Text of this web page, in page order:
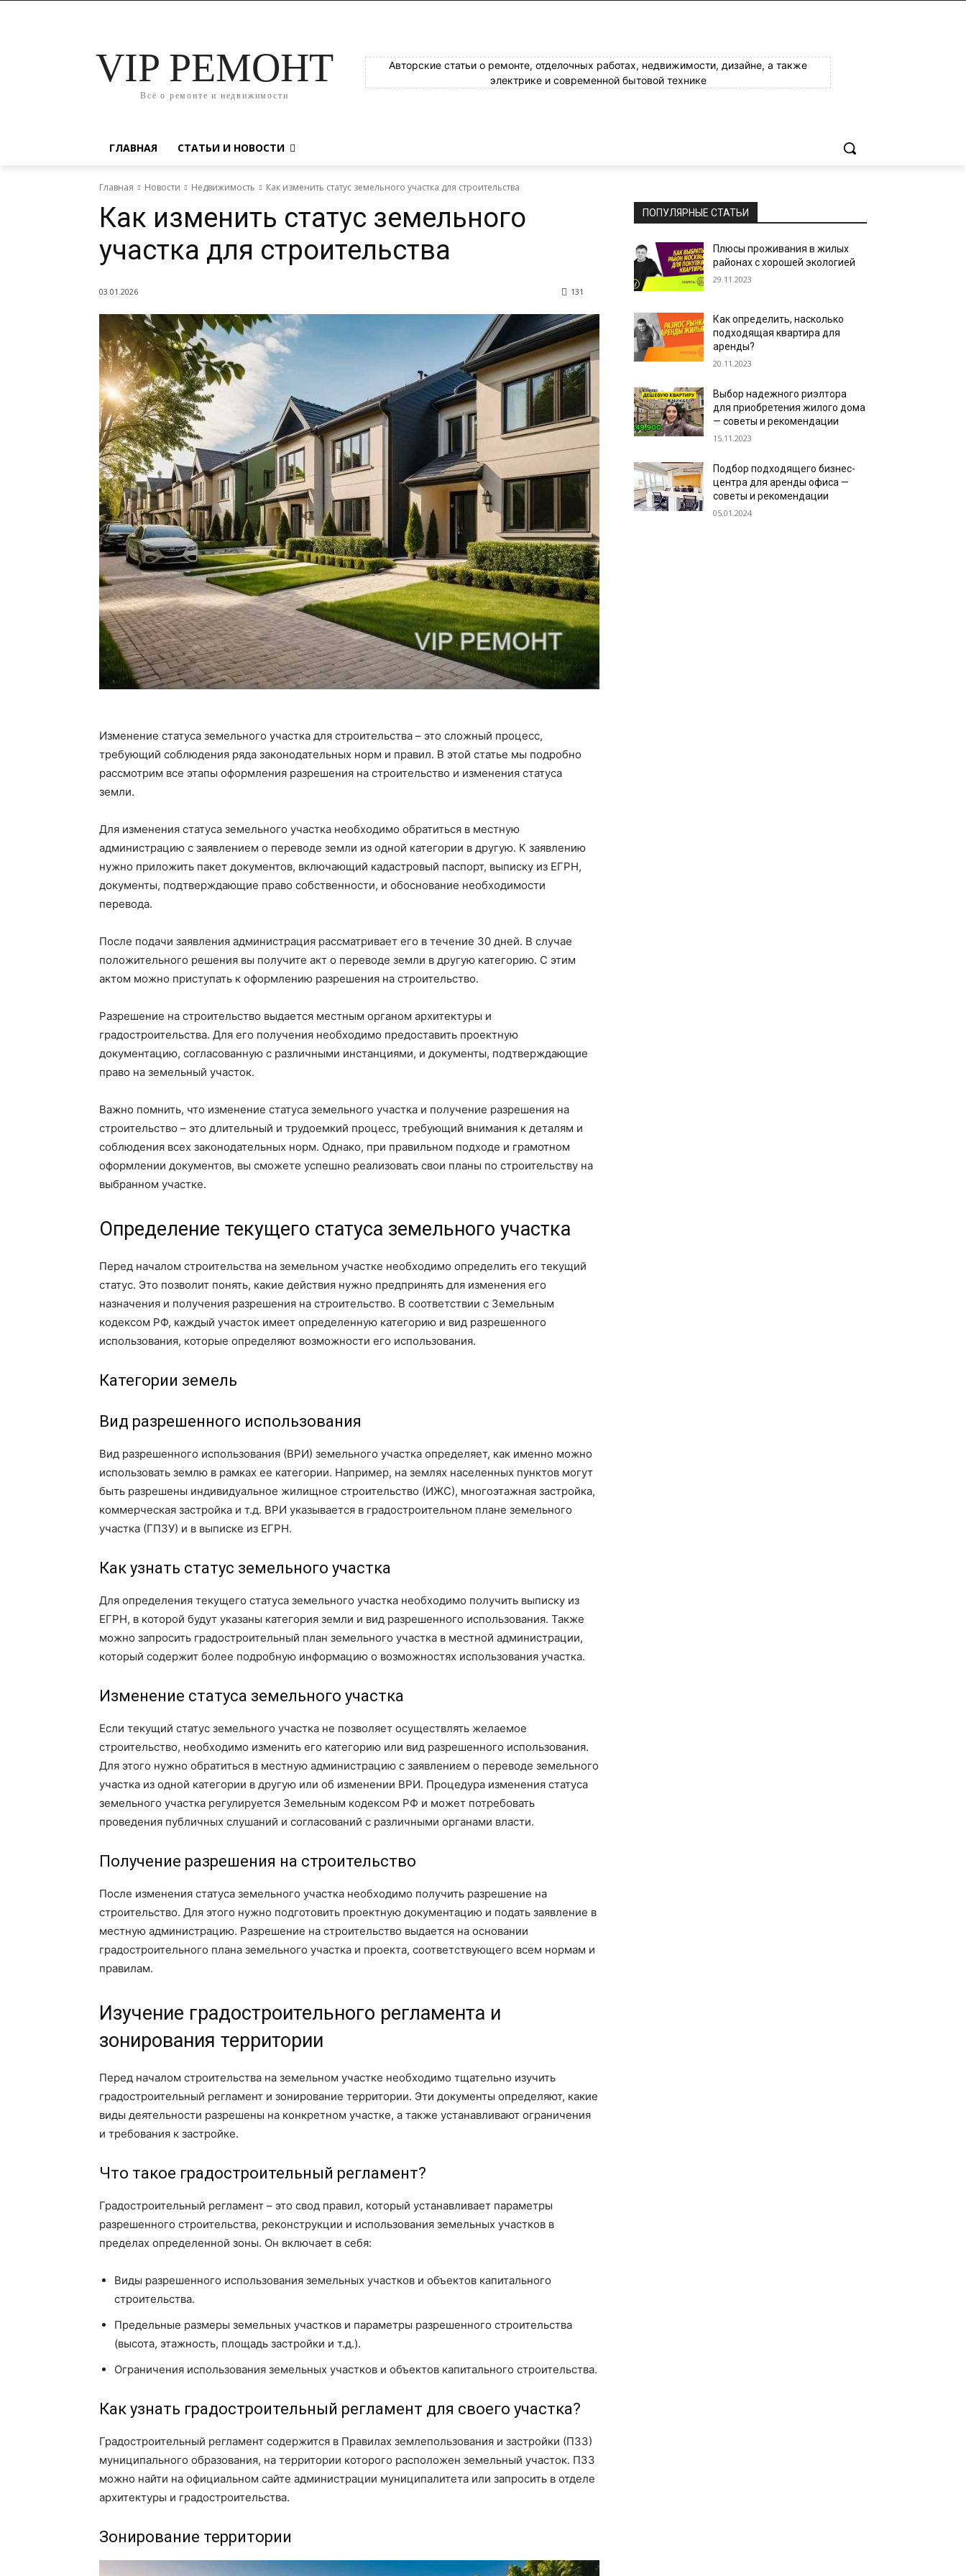
VIP РЕМОНТ
Всё о ремонте и недвижимости
Авторские статьи о ремонте, отделочных работах, недвижимости, дизайне, а также
электрике и современной бытовой технике
ГЛАВНАЯ СТАТЬИ И НОВОСТИ
Главная Новости Недвижимость Как изменить статус земельного участка для строительства
Как изменить статус земельного
участка для строительства
03.01.2026 131
Изменение статуса земельного участка для строительства – это сложный процесс,
требующий соблюдения ряда законодательных норм и правил. В этой статье мы подробно
рассмотрим все этапы оформления разрешения на строительство и изменения статуса
земли.
Для изменения статуса земельного участка необходимо обратиться в местную
администрацию с заявлением о переводе земли из одной категории в другую. К заявлению
нужно приложить пакет документов, включающий кадастровый паспорт, выписку из ЕГРН,
документы, подтверждающие право собственности, и обоснование необходимости
перевода.
После подачи заявления администрация рассматривает его в течение 30 дней. В случае
положительного решения вы получите акт о переводе земли в другую категорию. С этим
актом можно приступать к оформлению разрешения на строительство.
Разрешение на строительство выдается местным органом архитектуры и
градостроительства. Для его получения необходимо предоставить проектную
документацию, согласованную с различными инстанциями, и документы, подтверждающие
право на земельный участок.
Важно помнить, что изменение статуса земельного участка и получение разрешения на
строительство – это длительный и трудоемкий процесс, требующий внимания к деталям и
соблюдения всех законодательных норм. Однако, при правильном подходе и грамотном
оформлении документов, вы сможете успешно реализовать свои планы по строительству на
выбранном участке.
Определение текущего статуса земельного участка
Перед началом строительства на земельном участке необходимо определить его текущий
статус. Это позволит понять, какие действия нужно предпринять для изменения его
назначения и получения разрешения на строительство. В соответствии с Земельным
кодексом РФ, каждый участок имеет определенную категорию и вид разрешенного
использования, которые определяют возможности его использования.
Категории земель
Вид разрешенного использования
Вид разрешенного использования (ВРИ) земельного участка определяет, как именно можно
использовать землю в рамках ее категории. Например, на землях населенных пунктов могут
быть разрешены индивидуальное жилищное строительство (ИЖС), многоэтажная застройка,
коммерческая застройка и т.д. ВРИ указывается в градостроительном плане земельного
участка (ГПЗУ) и в выписке из ЕГРН.
Как узнать статус земельного участка
Для определения текущего статуса земельного участка необходимо получить выписку из
ЕГРН, в которой будут указаны категория земли и вид разрешенного использования. Также
можно запросить градостроительный план земельного участка в местной администрации,
который содержит более подробную информацию о возможностях использования участка.
Изменение статуса земельного участка
Если текущий статус земельного участка не позволяет осуществлять желаемое
строительство, необходимо изменить его категорию или вид разрешенного использования.
Для этого нужно обратиться в местную администрацию с заявлением о переводе земельного
участка из одной категории в другую или об изменении ВРИ. Процедура изменения статуса
земельного участка регулируется Земельным кодексом РФ и может потребовать
проведения публичных слушаний и согласований с различными органами власти.
Получение разрешения на строительство
После изменения статуса земельного участка необходимо получить разрешение на
строительство. Для этого нужно подготовить проектную документацию и подать заявление в
местную администрацию. Разрешение на строительство выдается на основании
градостроительного плана земельного участка и проекта, соответствующего всем нормам и
правилам.
Изучение градостроительного регламента и
зонирования территории
Перед началом строительства на земельном участке необходимо тщательно изучить
градостроительный регламент и зонирование территории. Эти документы определяют, какие
виды деятельности разрешены на конкретном участке, а также устанавливают ограничения
и требования к застройке.
Что такое градостроительный регламент?
Градостроительный регламент – это свод правил, который устанавливает параметры
разрешенного строительства, реконструкции и использования земельных участков в
пределах определенной зоны. Он включает в себя:
Виды разрешенного использования земельных участков и объектов капитального
строительства.
Предельные размеры земельных участков и параметры разрешенного строительства
(высота, этажность, площадь застройки и т.д.).
Ограничения использования земельных участков и объектов капитального строительства.
Как узнать градостроительный регламент для своего участка?
Градостроительный регламент содержится в Правилах землепользования и застройки (ПЗЗ)
муниципального образования, на территории которого расположен земельный участок. ПЗЗ
можно найти на официальном сайте администрации муниципалитета или запросить в отделе
архитектуры и градостроительства.
Зонирование территории
ПОПУЛЯРНЫЕ СТАТЬИ
Плюсы проживания в жилых
районах с хорошей экологией
29.11.2023
Как определить, насколько
подходящая квартира для
аренды?
20.11.2023
Выбор надежного риэлтора
для приобретения жилого дома
— советы и рекомендации
15.11.2023
Подбор подходящего бизнес-
центра для аренды офиса —
советы и рекомендации
05.01.2024